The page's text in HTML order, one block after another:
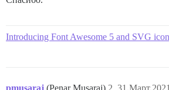
Introducing Font Awesome 5 and SVG
pmusaraj (Penar Musaraj) 2